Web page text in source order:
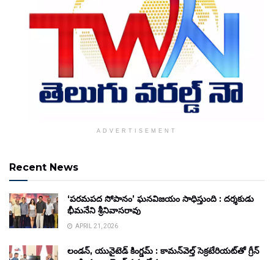
ADVERTISEMENT
Recent News
‘పరమపద సోపానం’ ఘనవిజయం సాధిస్తుంది : దర్శకుడు
భీమనేని శ్రీనివాసరావు
APRIL 21, 2026
లండన్, యునైటెడ్ కింగ్డమ్ : కామన్‌వెల్త్ సెక్రటేరియట్‌తో గ్రీన్